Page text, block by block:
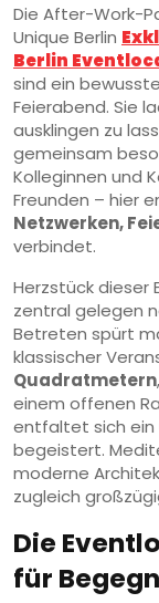
Die After-Work-
Unique Berlin
Berlin
sind ein
Feierabend. Sie
ausklingen zu
gemeinsam
Kolleginnen und
Freunden – hier
Netzwerken,
verbindet.
Herzstück dieser
zentral gelegen
Betreten spürt
klassischer
Quadratmetern
einem offenen
entfaltet sich
begeistert.
moderne
zugleich
Die
für